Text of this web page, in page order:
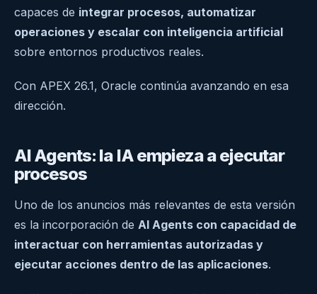
capaces de integrar procesos, automatizar
operaciones y escalar con inteligencia artificial
sobre entornos productivos reales.
Con APEX 26.1, Oracle continúa avanzando en esa
dirección.
AI Agents: la IA empieza a ejecutar
procesos
Uno de los anuncios más relevantes de esta versión
es la incorporación de AI Agents con capacidad de
interactuar con herramientas autorizadas y
ejecutar acciones dentro de las aplicaciones.